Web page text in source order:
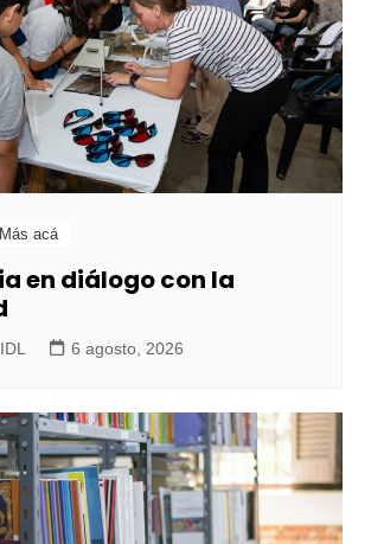
Más acá
en diálogo con la
6 agosto, 2026